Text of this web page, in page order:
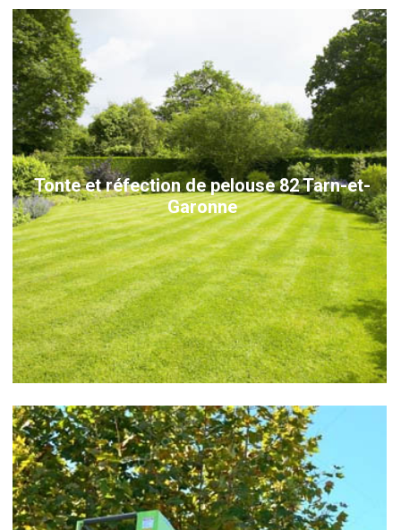
Tonte et réfection de pelouse 82 Tarn-et-
Garonne